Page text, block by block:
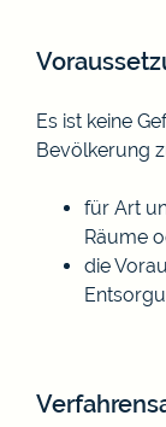
Es ist keine
Bevölkerung
für Art
Räume
die